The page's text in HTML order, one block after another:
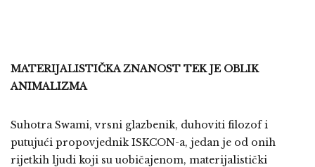
MATERIJALISTIČKA ZNANOST TEK JE OBLIK
ANIMALIZMA
Suhotra Swami, vrsni glazbenik, duhoviti filozof i
putujući propovjednik ISKCON-a, jedan je od onih
rijetkih ljudi koji su uobičajenom, materijalistički